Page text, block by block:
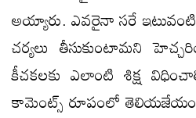
అయ్యారు. ఎవరైనా సరే
చర్యలు తీసుకుంటామని
కీచకలకు ఎలాంటి శిక్ష
కామెంట్స్ రూపంలో